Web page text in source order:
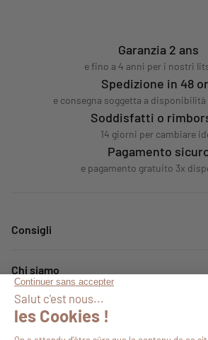
Garanzia 2 ans
e fino a 4 anni per i nostri
Spedizione in 48
e consegna soggetta a disponibilità
Soddisfatti o
14 giorni per cambiare
Pagamento
e pagamento gratuito 3x
Consigli
Chi siamo
Servizi